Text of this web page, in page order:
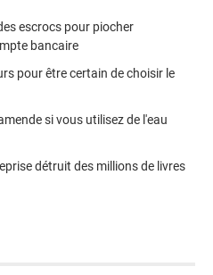
escrocs pour piocher
bancaire
pour être certain de choisir le
si vous utilisez de l'eau
détruit des millions de livres